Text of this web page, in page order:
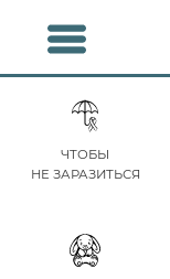
ЧТОБЫ
НЕ ЗАРАЗИТЬСЯ